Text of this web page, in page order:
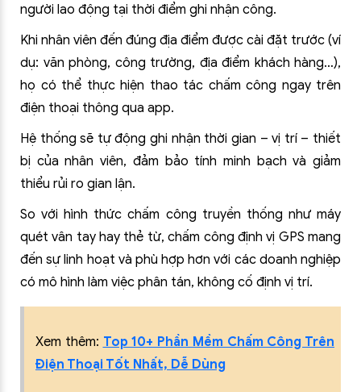
người lao động tại thời điểm ghi nhận công.
Khi nhân viên đến đúng địa điểm được cài đặt trước (ví
dụ: văn phòng, công trường, địa điểm khách hàng…),
họ có thể thực hiện thao tác chấm công ngay trên
điện thoại thông qua app.
Hệ thống sẽ tự động ghi nhận thời gian – vị trí – thiết
bị của nhân viên, đảm bảo tính minh bạch và giảm
thiểu rủi ro gian lận.
So với hình thức chấm công truyền thống như máy
quét vân tay hay thẻ từ, chấm công định vị GPS mang
đến sự linh hoạt và phù hợp hơn với các doanh nghiệp
có mô hình làm việc phân tán, không cố định vị trí.
Xem thêm: Top 10+ Phần Mềm Chấm Công Trên
Điện Thoại Tốt Nhất, Dễ Dùng